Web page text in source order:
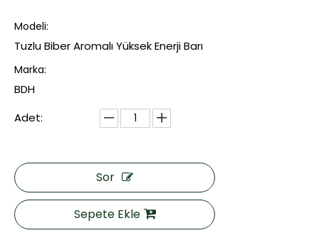
Modeli:
Tuzlu Biber Aromalı Yüksek Enerji Barı
Marka:
BDH
Adet:
Sor
Sepete Ekle